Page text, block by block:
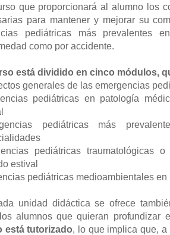
que proporcionará al alumno los
para mantener y mejorar su
pediátricas más prevalentes
como por accidente.
está dividido en cinco módulos,
generales de las emergencias
pediátricas en patología
pediátricas más
pediátricas traumatológicas
estival
pediátricas medioambientales
unidad didáctica se ofrece
alumnos que quieran profundizar
está tutorizado, lo que implica que,